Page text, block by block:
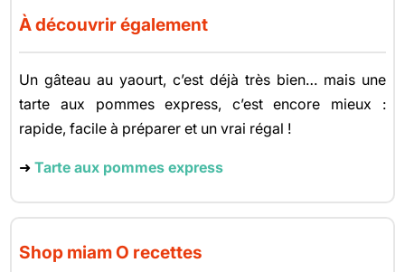
À découvrir également
Un gâteau au yaourt, c’est déjà très bien… mais une
tarte aux pommes express, c’est encore mieux :
rapide, facile à préparer et un vrai régal !
➜Tarte aux pommes express
Shop miam O recettes